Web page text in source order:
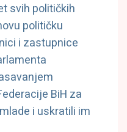
svih političkih
političku
i zastupnice
BiH za
i uskratili im